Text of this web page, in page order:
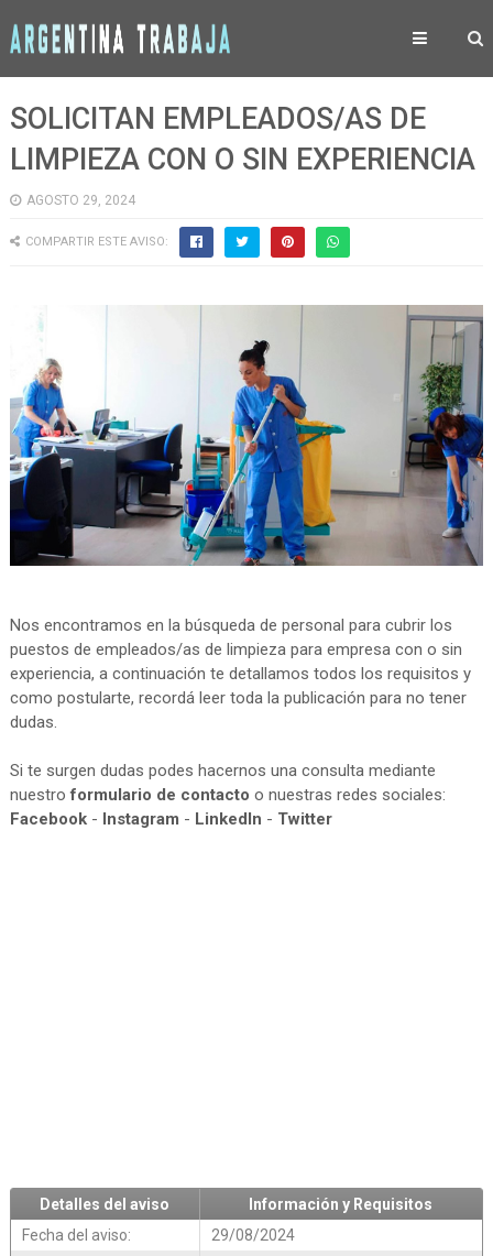
SOLICITAN EMPLEADOS/AS DE
LIMPIEZA CON O SIN EXPERIENCIA
AGOSTO 29, 2024
COMPARTIR ESTE AVISO:
Nos encontramos en la búsqueda de personal para cubrir los
puestos de empleados/as de limpieza para empresa con o sin
experiencia, a continuación te detallamos todos los requisitos y
como postularte, recordá leer toda la publicación para no tener
dudas.
Si te surgen dudas podes hacernos una consulta mediante
nuestroformulario de contacto o nuestras redes sociales:
Facebook- Instagram - LinkedIn - Twitter
Detalles del aviso
Información y Requisitos
Fecha del aviso:
29/08/2024